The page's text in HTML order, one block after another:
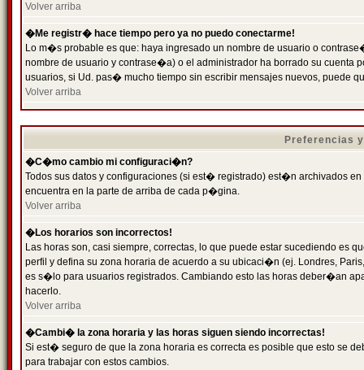
Volver arriba
�Me registr� hace tiempo pero ya no puedo conectarme!
Lo m�s probable es que: haya ingresado un nombre de usuario o
nombre de usuario y contrase�a) o el administrador ha borrado su
usuarios, si Ud. pas� mucho tiempo sin escribir mensajes nuevos, puede
Volver arriba
Preferencias
�C�mo cambio mi configuraci�n?
Todos sus datos y configuraciones (si est� registrado) est�n archivados
encuentra en la parte de arriba de cada p�gina.
Volver arriba
�Los horarios son incorrectos!
Las horas son, casi siempre, correctas, lo que puede estar sucediendo es
perfil y defina su zona horaria de acuerdo a su ubicaci�n (ej. Londres,
es s�lo para usuarios registrados. Cambiando esto las horas deber�an
hacerlo.
Volver arriba
�Cambi� la zona horaria y las horas siguen siendo incorrectas!
Si est� seguro de que la zona horaria es correcta es posible que esto se
para trabajar con estos cambios.